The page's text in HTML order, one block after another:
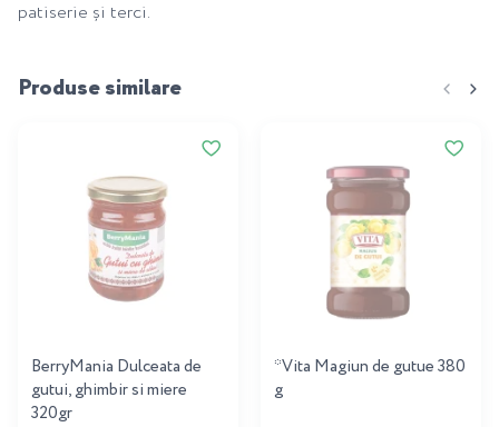
patiserie și terci.
Produse similare
BerryMania Dulceata de
gutui, ghimbir si miere
320gr
*Vita Magiun de gutue 380
g